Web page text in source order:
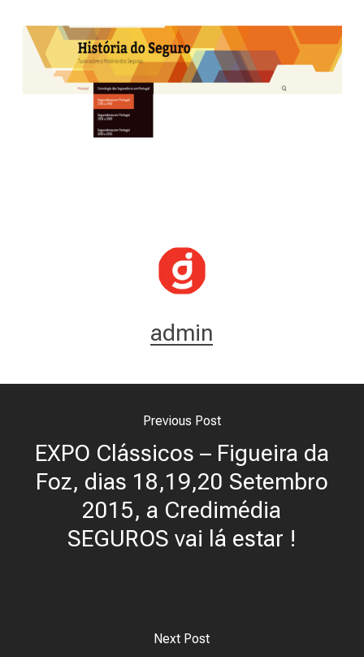
admin
Previous Post
EXPO Clássicos – Figueira da
Foz, dias 18,19,20 Setembro
2015, a Credimédia
SEGUROS vai lá estar !
Next Post